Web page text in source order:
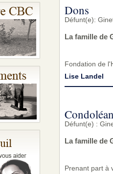
Dons
Défunt(e):
La famille de
Fondation de
Lise Landel
Défunt(e) :
La famille de
Prenant part à